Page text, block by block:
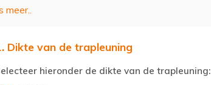
meer..
Dikte van de trapleuning
hieronder de dikte van de trapleuning: